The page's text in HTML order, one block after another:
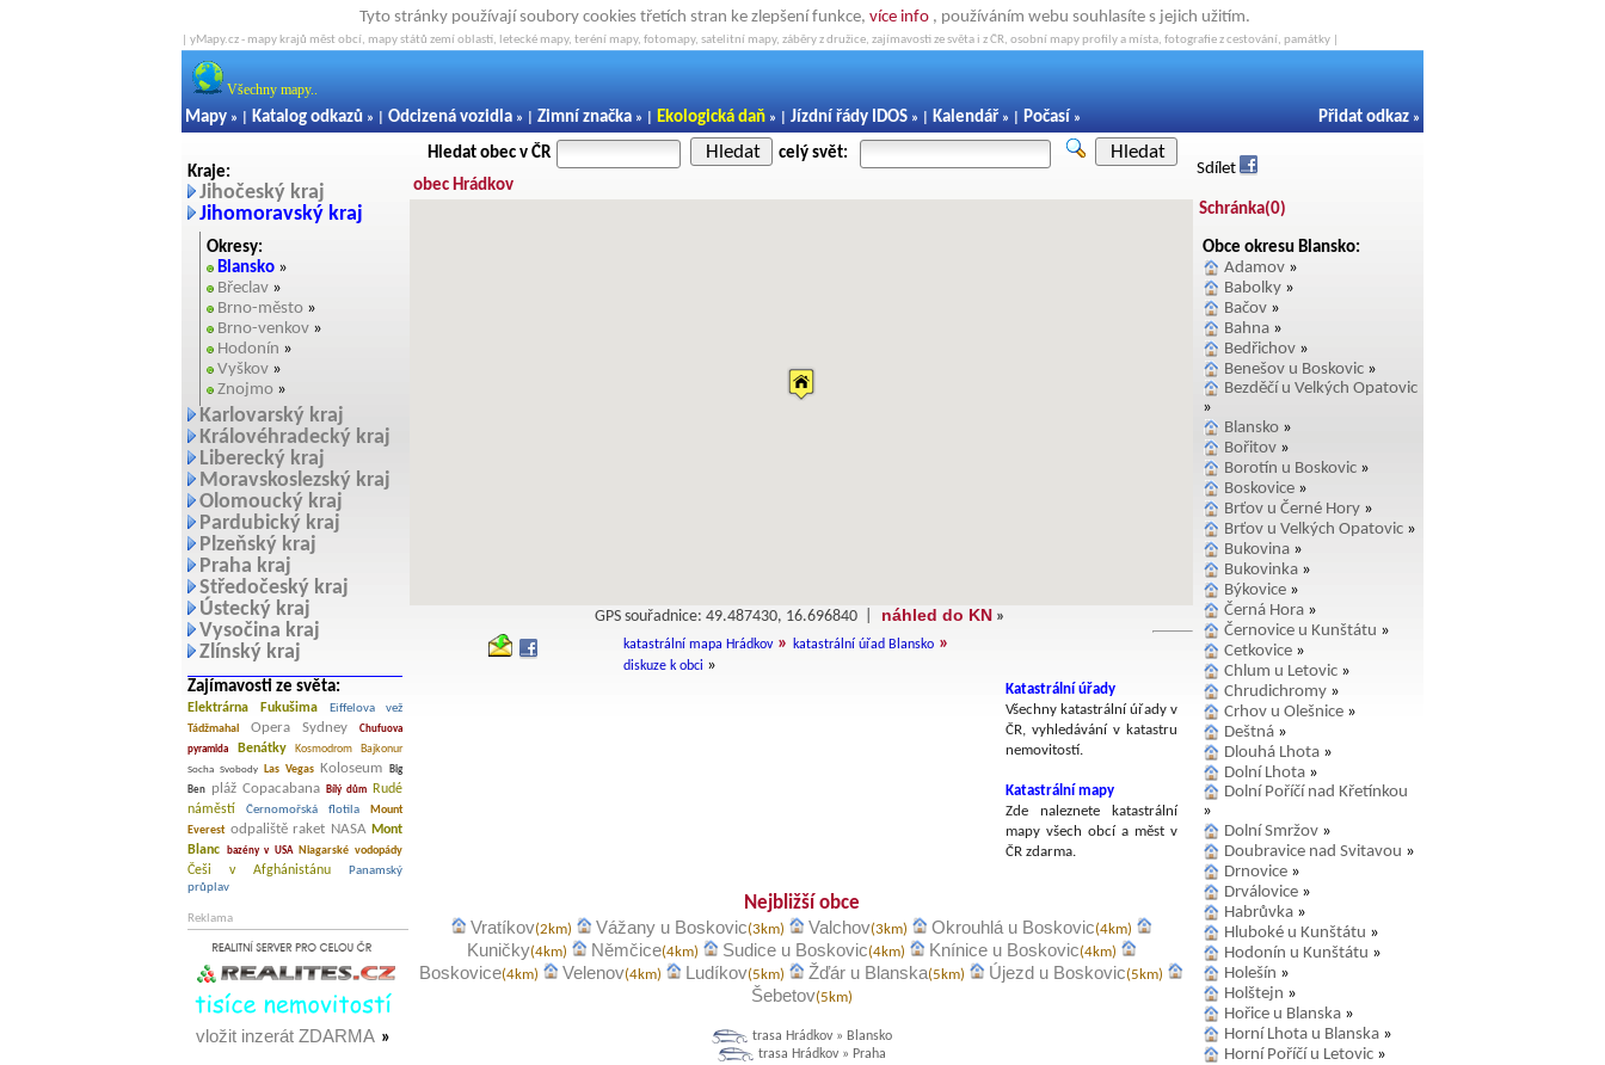
Tyto stránky používají soubory cookies třetích stran ke zlepšení funkce, více info , používáním webu souhlasíte s jejich užitím.
| yMapy.cz - mapy krajů měst obcí, mapy států zemí oblastí, letecké mapy, teréní mapy, fotomapy, satelitní mapy, záběry z družice, zajímavosti ze světa i z ČR, osobní mapy profily a místa, fotografie z cestování, památky |
Všechny mapy..
Mapy » | Katalog odkazů » | Odcizená vozidla » | Zimní značka » | Ekologická daň » | Jízdní řády IDOS » | Kalendář » | Počasí » Přidat odkaz »
Kraje:
Jihočeský kraj
Jihomoravský kraj
Okresy:
Blansko »
Břeclav »
Brno-město »
Brno-venkov »
Hodonín »
Vyškov »
Znojmo »
Karlovarský kraj
Královéhradecký kraj
Liberecký kraj
Moravskoslezský kraj
Olomoucký kraj
Pardubický kraj
Plzeňský kraj
Praha kraj
Středočeský kraj
Ústecký kraj
Vysočina kraj
Zlínský kraj
Zajímavosti ze světa:
Elektrárna Fukušima
Eiffelova vež
Tádžmahal
Opera Sydney
Chufuova
pyramida
Benátky Kosmodrom Bajkonur
Socha Svobody Las Vegas Koloseum
Big
Ben
pláž Copacabana Bílý dům
Rudé
náměstí
Černomořská flotila
Mount
Everest odpaliště raket NASA Mont
Blanc
bazény v USA Niagarské vodopády
Češi v Afghánistánu
Panamský
průplav
Reklama
vložit inzerát ZDARMA »
Hledat obec v ČR Hledat celý svět: Hledat
obec Hrádkov
GPS souřadnice: 49.487430, 16.696840 | náhled do KN »
katastrální mapa Hrádkov» katastrální úřad Blansko »
diskuze k obci »
Katastrální úřady
Všechny katastrální úřady v
ČR, vyhledávání v katastru
nemovitostí.
Katastrální mapy
Zde naleznete katastrální
mapy všech obcí a měst v
ČR zdarma.
Nejbližší obce
Vratíkov(2km) Vážany u Boskovic(3km) Valchov(3km) Okrouhlá u Boskovic(4km)
Kuničky(4km) Němčice(4km) Sudice u Boskovic(4km) Knínice u Boskovic(4km)
Boskovice(4km) Velenov(4km) Ludíkov(5km) Žďár u Blanska(5km) Újezd u Boskovic(5km)
Šebetov(5km)
trasa Hrádkov » Blansko
trasa Hrádkov » Praha
Sdílet
Schránka(0)
Obce okresu Blansko:
Adamov »
Babolky »
Bačov »
Bahna »
Bedřichov »
Benešov u Boskovic »
Bezděčí u Velkých Opatovic
»
Blansko »
Bořitov »
Borotín u Boskovic »
Boskovice »
Brťov u Černé Hory »
Brťov u Velkých Opatovic »
Bukovina »
Bukovinka »
Býkovice »
Černá Hora »
Černovice u Kunštátu »
Cetkovice »
Chlum u Letovic »
Chrudichromy »
Crhov u Olešnice »
Deštná »
Dlouhá Lhota »
Dolní Lhota »
Dolní Poříčí nad Křetínkou
»
Dolní Smržov »
Doubravice nad Svitavou »
Drnovice »
Drválovice »
Habrůvka »
Hluboké u Kunštátu »
Hodonín u Kunštátu »
Holešín »
Holštejn »
Hořice u Blanska »
Horní Lhota u Blanska »
Horní Poříčí u Letovic »